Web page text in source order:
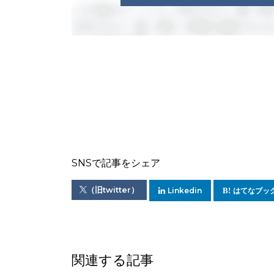
SNSで記事をシェア
（旧twitter） Linkedin はてなブッ
関連する記事